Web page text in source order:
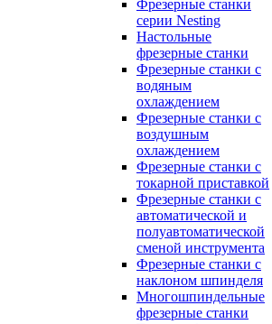
Фрезерные станки
серии Nesting
Настольные
фрезерные станки
Фрезерные станки с
водяным
охлаждением
Фрезерные станки с
воздушным
охлаждением
Фрезерные станки с
токарной приставкой
Фрезерные станки с
автоматической и
полуавтоматической
сменой инструмента
Фрезерные станки с
наклоном шпинделя
Многошпиндельные
фрезерные станки